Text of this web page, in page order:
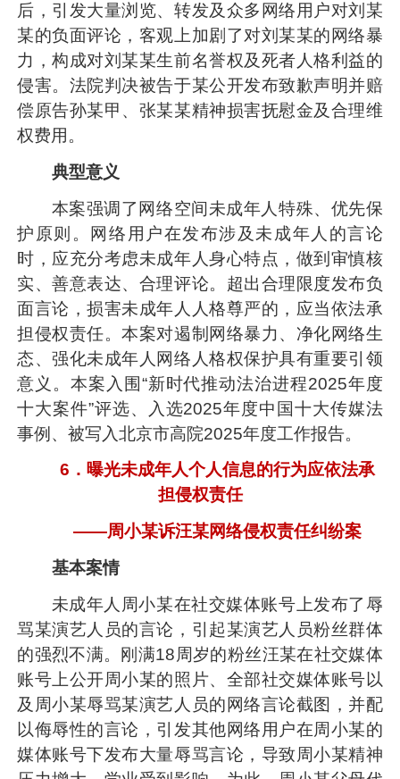
后，引发大量浏览、转发及众多网络用户对刘某
某的负面评论，客观上加剧了对刘某某的网络暴
力，构成对刘某某生前名誉权及死者人格利益的
侵害。法院判决被告于某公开发布致歉声明并赔
偿原告孙某甲、张某某精神损害抚慰金及合理维
权费用。
典型意义
本案强调了网络空间未成年人特殊、优先保
护原则。网络用户在发布涉及未成年人的言论
时，应充分考虑未成年人身心特点，做到审慎核
实、善意表达、合理评论。超出合理限度发布负
面言论，损害未成年人人格尊严的，应当依法承
担侵权责任。本案对遏制网络暴力、净化网络生
态、强化未成年人网络人格权保护具有重要引领
意义。本案入围“新时代推动法治进程2025年度
十大案件”评选、入选2025年度中国十大传媒法
事例、被写入北京市高院2025年度工作报告。
6．曝光未成年人个人信息的行为应依法承
担侵权责任
——周小某诉汪某网络侵权责任纠纷案
基本案情
未成年人周小某在社交媒体账号上发布了辱
骂某演艺人员的言论，引起某演艺人员粉丝群体
的强烈不满。刚满18周岁的粉丝汪某在社交媒体
账号上公开周小某的照片、全部社交媒体账号以
及周小某辱骂某演艺人员的网络言论截图，并配
以侮辱性的言论，引发其他网络用户在周小某的
媒体账号下发布大量辱骂言论，导致周小某精神